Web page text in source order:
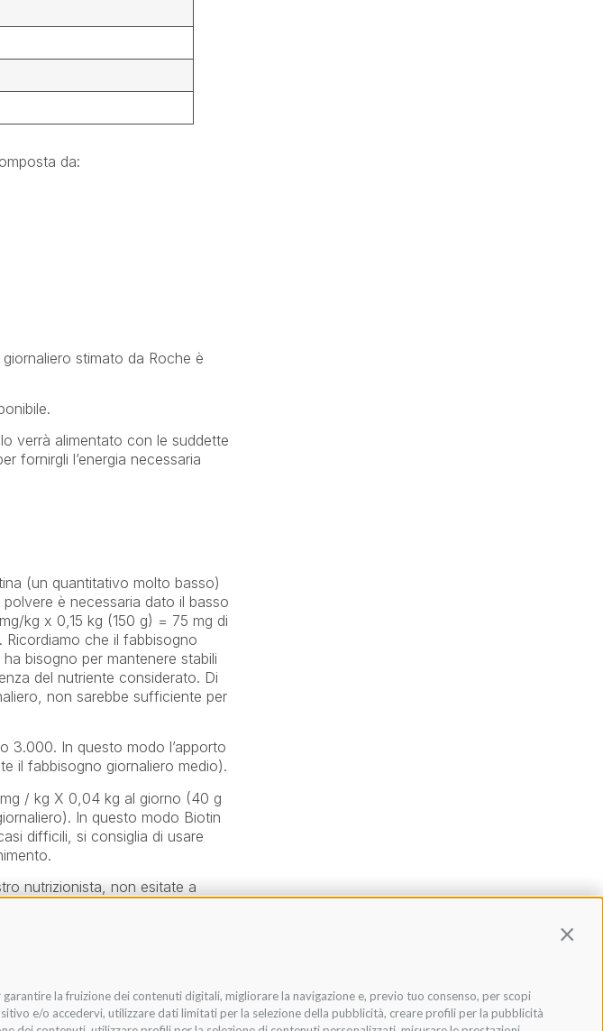
la fruizione dei contenuti digitali, migliorare la navigazione e, previo tuo consenso, per scopi
e/o accedervi, utilizzare dati limitati per la selezione della pubblicità, creare profili per la pubblicità
da:
stimato da Roche è
verrà alimentato con le suddette
fornirgli l’energia necessaria
(un quantitativo molto basso)
è necessaria dato il basso
kg x 0,15 kg (150 g) = 75 mg di
che il fabbisogno
bisogno per mantenere stabili
del nutriente considerato. Di
non sarebbe sufficiente per
3.000. In questo modo l’apporto
il fabbisogno giornaliero medio).
/ kg X 0,04 kg al giorno (40 g
In questo modo Biotin
difficili, si consiglia di usare
nutrizionista, non esitate a
SUCCESSIVO